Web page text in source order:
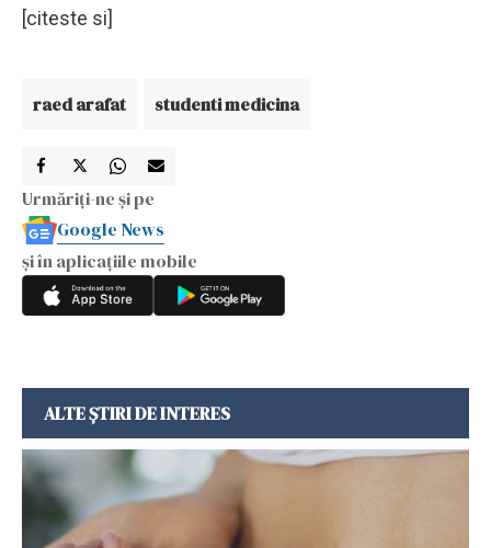
[citeste si]
raed arafat studenti medicina
Urmăriți-ne și pe
Google News
și în aplicațiile mobile
ALTE ȘTIRI DE INTERES